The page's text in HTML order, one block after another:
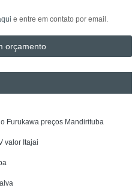
e entre em contato por email.
orçamento
Furukawa preços Mandirituba
valor Itajai